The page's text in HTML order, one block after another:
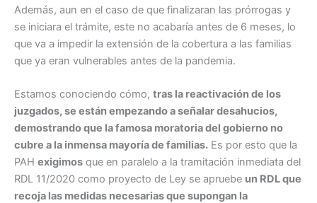
Además, aun en el caso de que finalizaran las prórrogas y
se iniciara el trámite, este no acabaría antes de 6 meses, lo
que va a impedir la extensión de la cobertura a las familias
que ya eran vulnerables antes de la pandemia.
Estamos conociendo cómo, tras la reactivación de los
juzgados, se están empezando a señalar desahucios,
demostrando que la famosa moratoria del gobierno no
cubre a la inmensa mayoría de familias. Es por esto que la
PAH exigimos que en paralelo a la tramitación inmediata del
RDL 11/2020 como proyecto de Ley se apruebe un RDL que
recoja las medidas necesarias que supongan la